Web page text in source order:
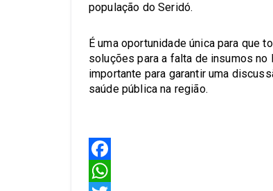
população do Seridó.
É uma oportunidade única para que
soluções para a falta de insumos
importante para garantir uma
saúde pública na região.
Facebook